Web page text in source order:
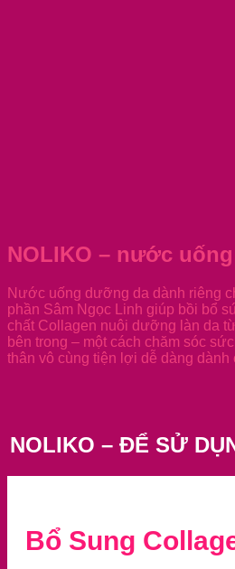
NOLIKO – nước
Nước uống dưỡng da dành riêng
phần Sâm Ngọc Linh giúp bồi bổ
chất Collagen nuôi dưỡng làn da
bên trong – một cách chăm sóc
thân vô cùng tiện lợi dễ dàng
NOLIKO – ĐỂ SỬ
Bổ Sung